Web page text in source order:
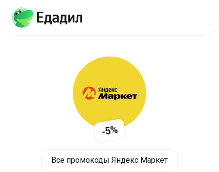
-5%
Все промокоды Яндекс Маркет